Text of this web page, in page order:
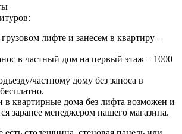
лифте и занесем в квартиру –
в частный дом на первый этаж – 1000
частному дому без заноса в
квартирные дома без лифта возможен и
заранее менеджером нашего магазина.